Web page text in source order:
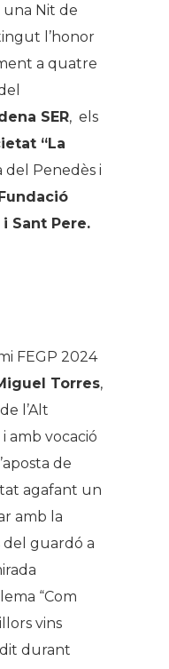
una Nit de
l’honor
a quatre
SER, els
“La
del Penedès i
Sant Pere.
FEGP 2024
Torres,
l’Alt
amb vocació
de
agafant un
amb la
del guardó a
“Com
vins
durant